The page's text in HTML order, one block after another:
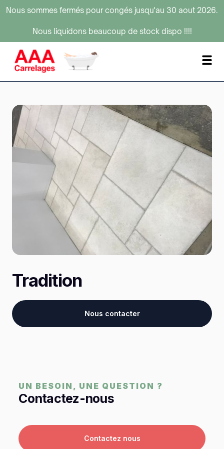
Nous sommes fermés pour congés jusqu'au 30 aout 2026.
Nous liquidons beaucoup de stock dispo !!!!
Tradition
Nous contacter
UN BESOIN, UNE QUESTION ?
Contactez-nous
Contactez nous